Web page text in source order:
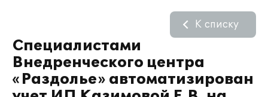
Специалистами
Внедренческого центра
«Раздолье» автоматизирован
К списку